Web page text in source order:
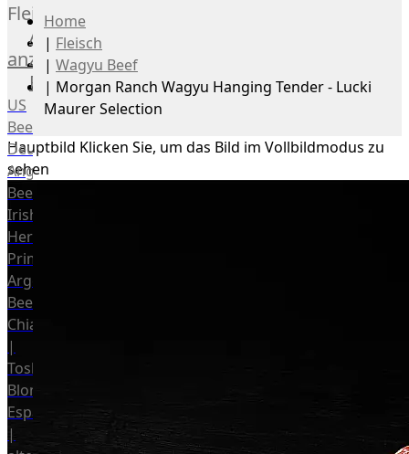
Fleisch
Alle
anzeigen
Rind
US
Beef
Deutsches
Angus
Beef
Irish
Hereford
Prime
Argentina
Beef
Chianina
|
Toskana
Blonda
Espanola
|
Home
| Fleisch
| Wagyu Beef
| Morgan Ranch Wagyu Hanging Tender - Lucki
Maurer Selection
Hauptbild Klicken Sie, um das Bild im Vollbildmodus zu
sehen